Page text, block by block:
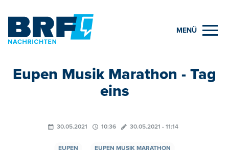
MENÜ
Eupen Musik Marathon - Tag
eins
30.05.2021 10:36 30.05.2021 - 11:14
EUPEN EUPEN MUSIK MARATHON